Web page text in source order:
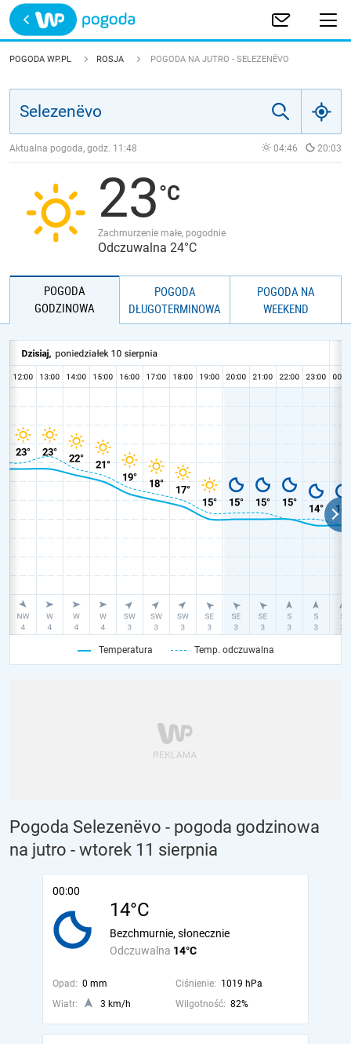
Trwa ładowanie
POLSKA
JAKOŚĆ POWIETRZA
POGODA WP.PL ROSJA POGODA NA JUTRO - SELEZENËVO
Aktualna pogoda, godz. 11:48 04:46 20:03
23
Zachmurzenie małe, pogodnie
Odczuwalna 24°C
POGODA
GODZINOWA
POGODA
DŁUGOTERMINOWA
POGODA NA
WEEKEND
Temperatura Temp. odczuwalna
Pogoda Selezenëvo - pogoda godzinowa
na jutro - wtorek 11 sierpnia
00:00
14°C
Odczuwalna 14°C
Bezchmurnie, słonecznie
Opad: 0 mm Ciśnienie: 1019 hPa
Wiatr:
3 km/h Wilgotność: 82%